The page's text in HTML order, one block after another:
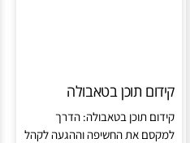
קידום תוכן בטאבולה
קידום תוכן בטאבולה: הדרך
למקסם את החשיפה וההגעה לקהל